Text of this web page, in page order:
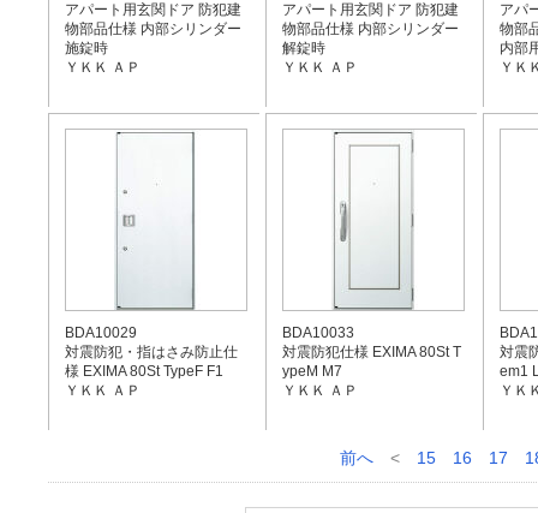
アパート用玄関ドア 防犯建
物部品仕様 内部シリンダー
施錠時
ＹＫＫ ＡＰ
アパート用玄関ドア 防犯建
物部品仕様 内部シリンダー
解錠時
ＹＫＫ ＡＰ
アパ
物部
内部
ＹＫ
BDA10029
対震防犯・指はさみ防止仕
様 EXIMA 80St TypeF F1
ＹＫＫ ＡＰ
BDA10033
対震防犯仕様 EXIMA 80St T
ypeM M7
ＹＫＫ ＡＰ
対震
em1
ＹＫ
前へ < 15 16 17